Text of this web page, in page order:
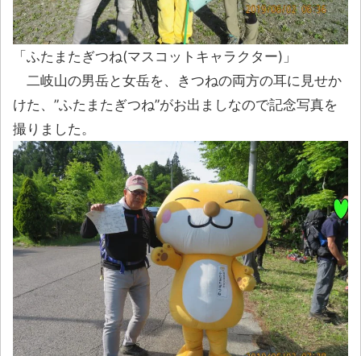
「ふたまたぎつね(マスコットキャラクター)」
二岐山の男岳と女岳を、きつねの両方の耳に見せか
けた、”ふたまたぎつね”がお出ましなので記念写真を
撮りました。